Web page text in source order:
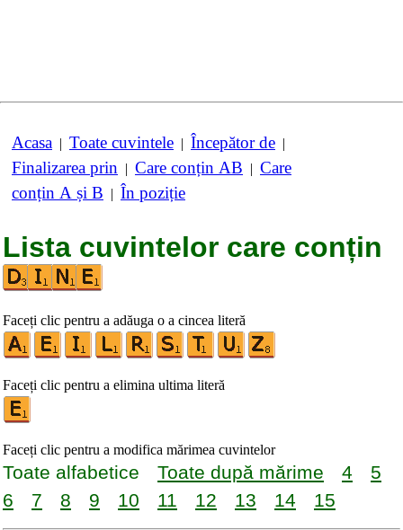
Acasa | Toate cuvintele | Începător de |
Finalizarea prin | Care conțin AB | Care
conțin A și B | În poziție
Lista cuvintelor care conțin
Faceți clic pentru a adăuga o a cincea literă
Faceți clic pentru a elimina ultima literă
Faceți clic pentru a modifica mărimea cuvintelor
Toate alfabetice Toate după mărime 4
5
6
7 8 9 10 11 12 13 14 15